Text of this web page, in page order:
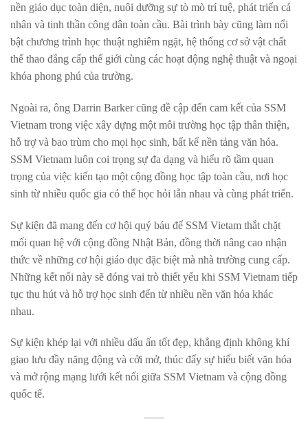
nền giáo dục toàn diện, nuôi dưỡng sự tò mò trí tuệ, phát triển cá
nhân và tinh thần công dân toàn cầu. Bài trình bày cũng làm nổi
bật chương trình học thuật nghiêm ngặt, hệ thống cơ sở vật chất
thể thao đẳng cấp thế giới cùng các hoạt động nghệ thuật và ngoại
khóa phong phú của trường.
Ngoài ra, ông Darrin Barker cũng đề cập đến cam kết của SSM
Vietnam trong việc xây dựng một môi trường học tập thân thiện,
hỗ trợ và bao trùm cho mọi học sinh, bất kể nền tảng văn hóa.
SSM Vietnam luôn coi trọng sự đa dạng và hiểu rõ tầm quan
trọng của việc kiến tạo một cộng đồng học tập toàn cầu, nơi học
sinh từ nhiều quốc gia có thể học hỏi lẫn nhau và cùng phát triển.
Sự kiện đã mang đến cơ hội quý báu để SSM Vietam thắt chặt
mối quan hệ với cộng đồng Nhật Bản, đồng thời nâng cao nhận
thức về những cơ hội giáo dục đặc biệt mà nhà trường cung cấp.
Những kết nối này sẽ đóng vai trò thiết yếu khi SSM Vietnam tiếp
tục thu hút và hỗ trợ học sinh đến từ nhiều nền văn hóa khác
nhau.
Sự kiện khép lại với nhiều dấu ấn tốt đẹp, khẳng định không khí
giao lưu đầy năng động và cởi mở, thúc đẩy sự hiểu biết văn hóa
và mở rộng mạng lưới kết nối giữa SSM Vietnam và cộng đồng
quốc tế.